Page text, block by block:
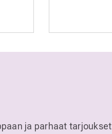
ja parhaat tarjoukset